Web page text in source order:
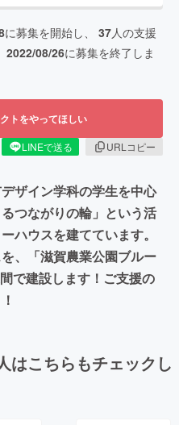
に募集を開始し、 37人の支援
2022/08/26に募集を終了しま
トをやってほしい
LINEで送る
URLコピー
ザイン学科の学生を中心
つながりの輪」という活
ハウスを建てています。
、「滋賀農業公園ブルー
で建設します！ご支援の
はこちらもチェックし